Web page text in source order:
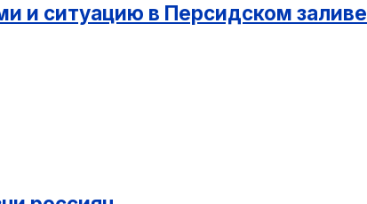
и ситуацию в Персидском заливе